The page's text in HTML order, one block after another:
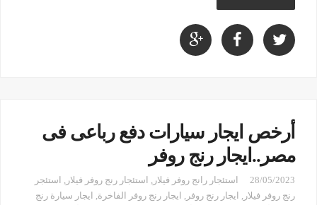
أرخص ايجار سيارات دفع رباعى فى
مصر..ايجار رنج روفر
28/05/2023 استئجار رانج روفر فيلار , استئجار رنج روفر فيلار , استئجر
رنج روفر فيلار , ايجار رنج روفر , ايجار رنج روفر الفاخرة, ايجار سيارة رنج